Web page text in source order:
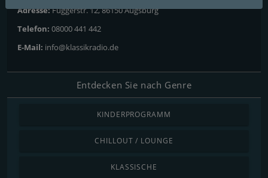
Adresse:Fuggerstr. 12, 86150 Augsburg
Telefon: 08000 441 442
E-Mail: info@klassikradio.de
Entdecken Sie nach Genre
KINDERPROGRAMM
CHILLOUT / LOUNGE
KLASSISCHE